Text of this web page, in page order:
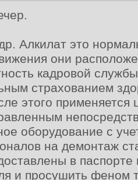
Алкилат это
они
кадровой
страхованием
этого применяется
оборудование с
на демонтаж
в
и просушить феном